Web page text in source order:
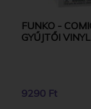
FUNKO -
GYŰJTŐI
9290 Ft